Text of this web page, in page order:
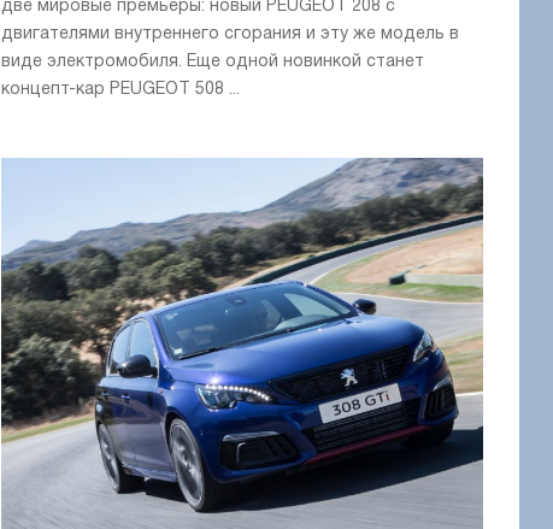
две мировые премьеры: новый PEUGEOT 208 с
двигателями внутреннего сгорания и эту же модель в
виде электромобиля. Еще одной новинкой станет
концепт-кар PEUGEOT 508 ...